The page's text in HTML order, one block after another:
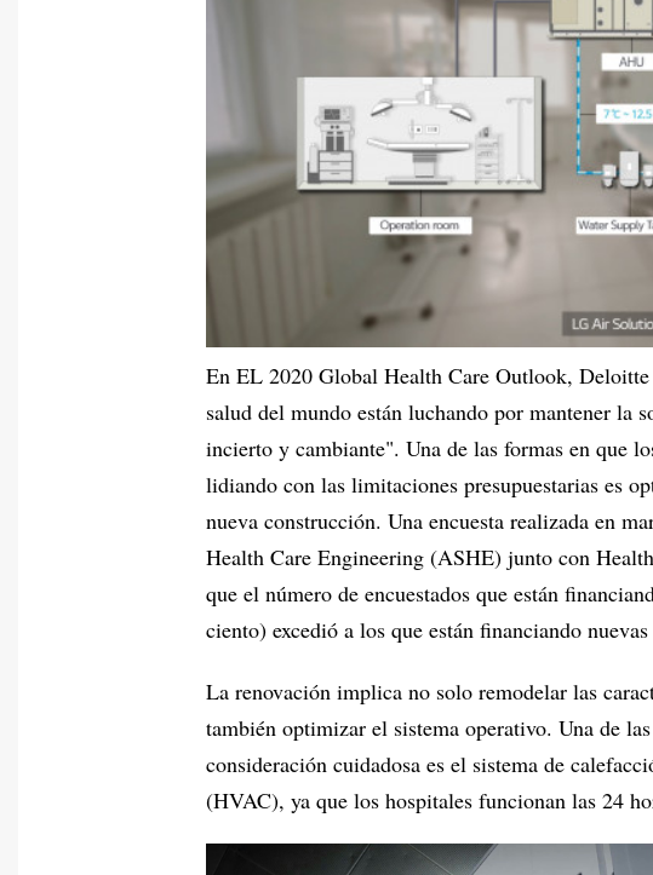
En EL 2020 Global Health Care Outlook,
salud del mundo están luchando por mantener la
incierto y cambiante". Una de las formas en que
lidiando con las limitaciones presupuestarias es
nueva construcción. Una encuesta realizada en
Health Care Engineering (ASHE) junto con
que el número de encuestados que están
ciento) excedió a los que están financiando
La renovación implica no solo remodelar las
también optimizar el sistema operativo. Una de
consideración cuidadosa es el sistema de
(HVAC), ya que los hospitales funcionan las 24